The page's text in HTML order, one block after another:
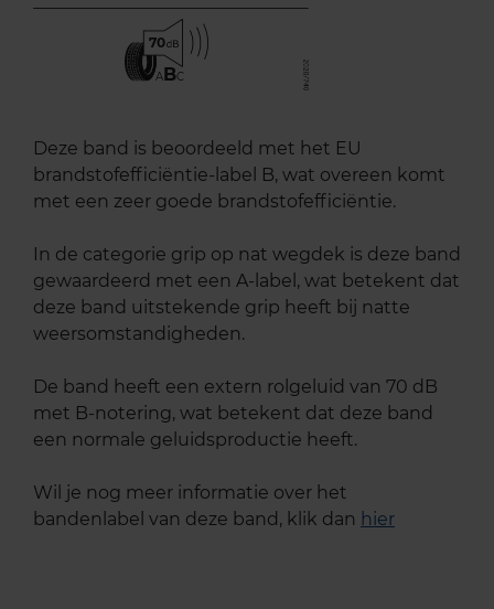
70
ABC
Deze band is beoordeeld met het EU
brandstofefficiëntie-label B, wat overeen komt
met een zeer goede brandstofefficiëntie.
In de categorie grip op nat wegdek is deze band
gewaardeerd met een A-label, wat betekent dat
deze band uitstekende grip heeft bij natte
weersomstandigheden.
De band heeft een extern rolgeluid van 70 dB
met B-notering, wat betekent dat deze band
een normale geluidsproductie heeft.
Wil je nog meer informatie over het
bandenlabel van deze band, klik dan hier